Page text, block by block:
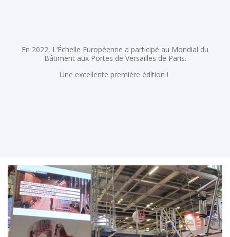
En 2022, L’Échelle Européenne a participé au Mondial du
Bâtiment aux Portes de Versailles de Paris.
Une excellente première édition !